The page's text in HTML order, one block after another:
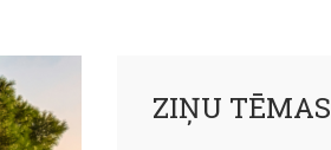
ZIŅU TĒMAS